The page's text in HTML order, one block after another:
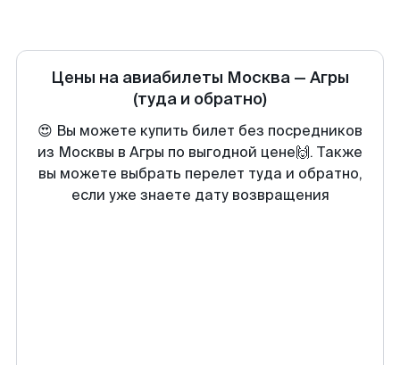
Цены на авиабилеты Москва — Агры
(туда и обратно)
😍 Вы можете купить билет без посредников
из Москвы в Агры по выгодной цене🙌. Также
вы можете выбрать перелет туда и обратно,
если уже знаете дату возвращения